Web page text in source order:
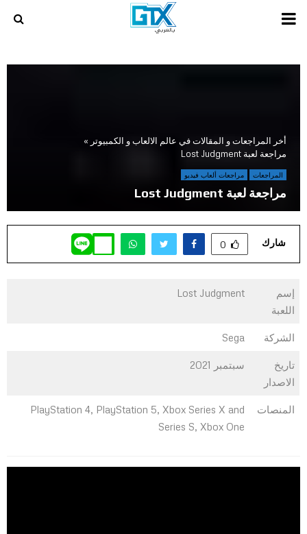
PRIMARY
أخر المراجعات و المقالات في عالم الالعاب و الكمبيوتر »
مراجعة لعبة Lost Judgment
المراجعات مراجعات ألعاب فيديو
مراجعة لعبة Lost Judgment
شارك 0
إسم
اللعبة
Lost Judgment
الشركة Sega
تاريخ
الاصدار
سبتمبر 2021
المنصات
PlayStation 4, PlayStation 5, Xbox Series X and
Series S, Xbox One